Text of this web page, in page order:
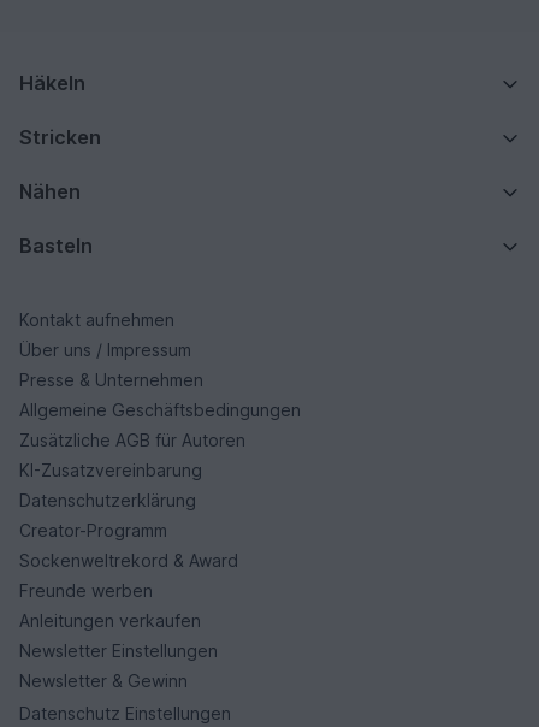
Häkeln
Stricken
Nähen
Basteln
Kontakt aufnehmen
Über uns / Impressum
Presse & Unternehmen
Allgemeine Geschäftsbedingungen
Zusätzliche AGB für Autoren
KI-Zusatzvereinbarung
Datenschutzerklärung
Creator-Programm
Sockenweltrekord & Award
Freunde werben
Anleitungen verkaufen
Newsletter Einstellungen
Newsletter & Gewinn
Datenschutz Einstellungen